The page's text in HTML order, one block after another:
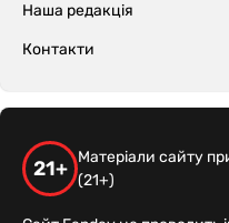
Наша редакція
Контакти
21+
Матеріали сайту
(21+)